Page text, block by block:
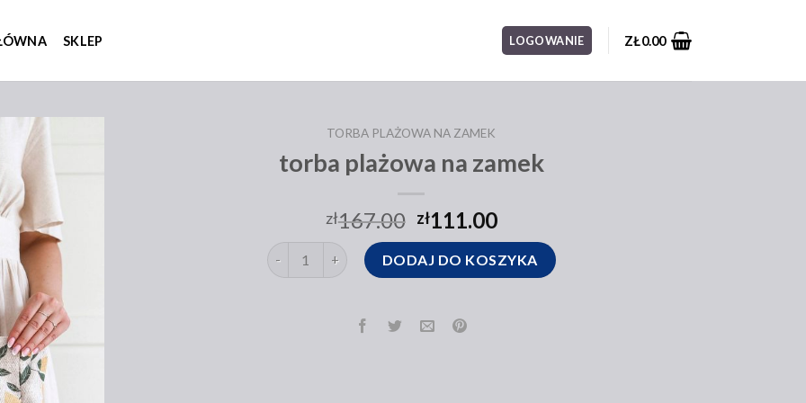
SKLEP LOGOWANIE ZŁ0.00
TORBA PLAŻOWA NA ZAMEK
torba plażowa na zamek
zł167.00 zł111.00
ilość torba plażowa na zamekDODAJ DO KOSZYKA